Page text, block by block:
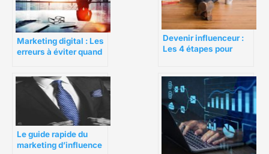
Marketing digital : Les
erreurs à éviter quand
Devenir influenceur :
Les 4 étapes pour
Le guide rapide du
marketing d’influence